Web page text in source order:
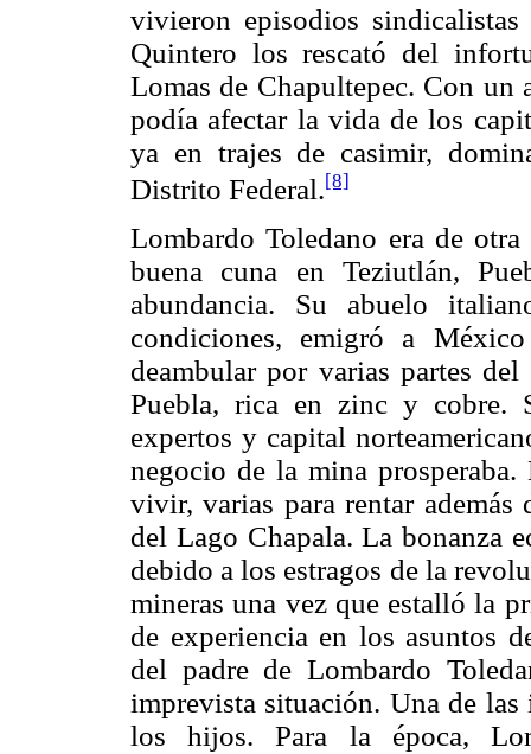
vivieron episodios
Quintero los rescató del
Lomas de Chapultepec. Con un
podía afectar la vida de los
ya en trajes de casimir,
Distrito Federal.[8]
Lombardo Toledano era de
buena cuna en Teziutlán,
abundancia. Su abuelo
condiciones, emigró a
deambular por varias partes
Puebla, rica en zinc y cobre.
expertos y capital
negocio de la mina
vivir, varias para rentar además
del Lago Chapala. La bonanza
debido a los estragos de la
mineras una vez que estalló la
de experiencia en los asuntos
del padre de Lombardo
imprevista situación. Una de
los hijos. Para la época,